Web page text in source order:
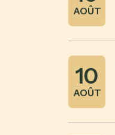
AOÛT
10
AOÛT